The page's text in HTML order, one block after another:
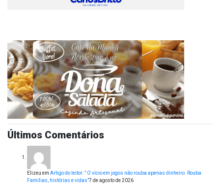
Últimos Comentários
Elizeu em Artigo do leitor: ” O vício em jogos não rouba apenas dinheiro. Rouba
Famílias, histórias e vidas”7 de agosto de 2026